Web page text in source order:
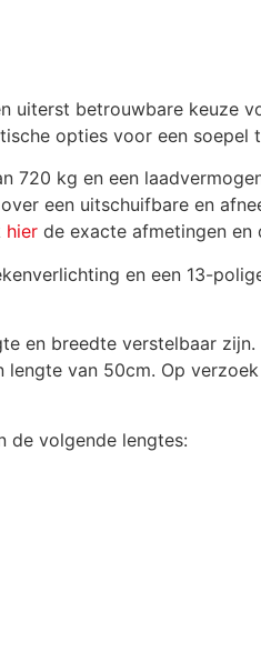
Neuswiel
Oogbout voor
uiterst betrouwbare keuze
opties voor een soepel
kg en een
een uitschuifbare en
hier de exacte afmetingen en
en een 13-
en breedte verstelbaar
van 50cm. Op
de volgende lengtes: